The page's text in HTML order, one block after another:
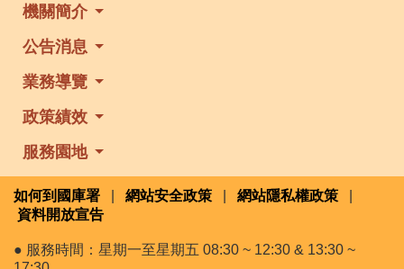
機關簡介
公告消息
業務導覽
政策績效
服務園地
如何到國庫署 網站安全政策 網站隱私權政策
資料開放宣告
● 服務時間：星期一至星期五 08:30 ~ 12:30 & 13:30 ~